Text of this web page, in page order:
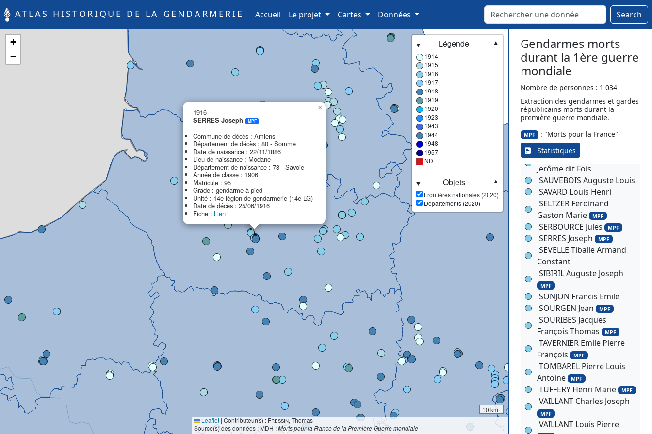
ATLAS HISTORIQUE DE LA GENDARMERIE Accueil (current)
Le projet Cartes Données Search
1916
SERRES Joseph
MPF
Commune de décès : Amiens
Département de décès : 80 - Somme
Date de naissance : 22/11/1886
Lieu de naissance : Modane
Département de naissance : 73 - Savoie
Année de classe : 1906
Matricule : 95
Grade : gendarme à pied
Unité : 14e légion de gendarmerie (14e LG)
Date de décès : 25/06/1916
Fiche : Lien
×
+
−
Légende
▼
1914
1915
1916
1917
1918
1919
1920
1923
1943
1944
1948
1957
ND
Objets
▼
Frontières nationales (2020)
Départements (2020)
10 km
Leaflet | Contributeur(s) : Fressin, Thomas
Source(s) des données : MDH :Morts pour la France de la Première Guerre mondiale
Gendarmes morts
durant la 1ère guerre
mondiale
Nombre de personnes : 1 034
Extraction des gendarmes et gardes
républicains morts durant la
première guerre mondiale.
MPF : "Morts pour la France"
Statistiques
POUYOL Léonard
QUIERTANT Alcide Henri
Marie MPF
RAYBAUD Georges
Eugène
RAYNAUD Henri Louis
MPF
REBOUL Lucien Louis
Fortuné
RENOULIN Hippolyte Jean
Baptiste
RICHARD François Marie
RODIER Henri Louis
ROUZAUD Edmond
Jerôme dit Fois
SAUVEBOIS Auguste Louis
SAVARD Louis Henri
SELTZER Ferdinand
Gaston Marie MPF
SERBOURCE Jules MPF
SERRES Joseph MPF
SEVELLE Tiballe Armand
Constant
SIBIRIL Auguste Joseph
MPF
SONJON Francis Emile
SOURGEN Jean MPF
SOURIBES Jacques
François Thomas MPF
TAVERNIER Emile Pierre
François MPF
TOMBAREL Pierre Louis
Antoine MPF
TUFFERY Henri Marie MPF
VAILLANT Charles Joseph
MPF
VAILLANT Louis Pierre